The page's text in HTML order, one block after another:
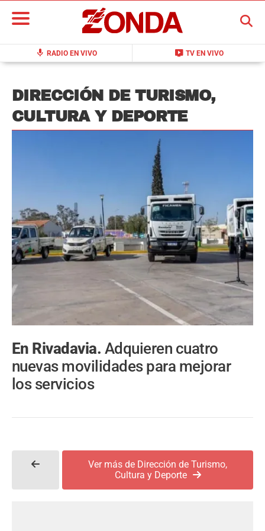
mic RADIO EN VIVO live_tv TV EN VIVO
BUSCAR
DIRECCIÓN DE TURISMO,
CULTURA Y DEPORTE
En Rivadavia. Adquieren cuatro
nuevas movilidades para mejorar
los servicios
Ver más de Dirección de Turismo,
Cultura y Deporte